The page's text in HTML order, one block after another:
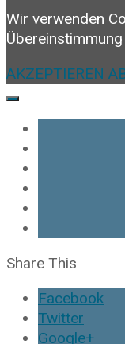
Wir verwenden
AKZEPTIEREN
Share This
Facebook
Twitter
Google+